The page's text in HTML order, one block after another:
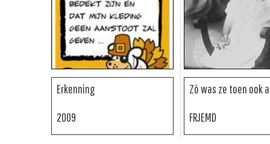
Erkenning
2009
Zò was ze toen ook
FRJEMD